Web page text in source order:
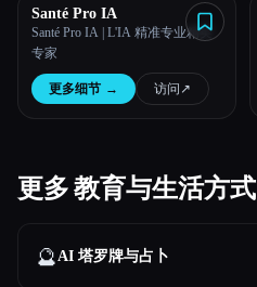
Santé Pro IA
Santé Pro IA | L'IA 精准专业精英
专家
更多细节 → 访问 ↗︎
更多 教育与生活方式
🔮AI 塔罗牌与占卜